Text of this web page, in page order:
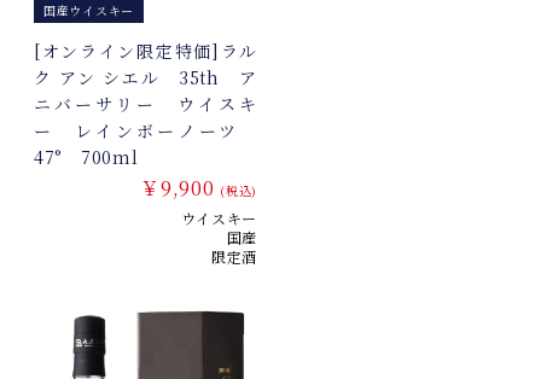
国産ウイスキー
[オンライン限定特価]ラル
ク アン シエル 35th ア
ニバーサリー ウイスキ
ー レインボーノーツ
47° 700ml
￥9,900 (税込)
ウイスキー
国産
限定酒